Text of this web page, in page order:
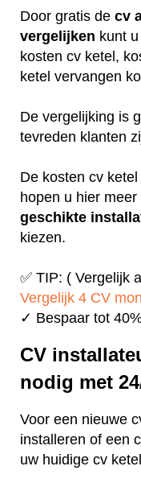
Door gratis de cv
vergelijken kunt
kosten cv ketel,
ketel vervangen
De vergelijking is
tevreden klanten
De kosten cv
hopen u hier
geschikte
kiezen.
✅ TIP: ( Vergelijk
Vergelijk 4 CV
✓ Bespaar tot
CV
nodig met
Voor een nieuwe
installeren of een
uw huidige cv